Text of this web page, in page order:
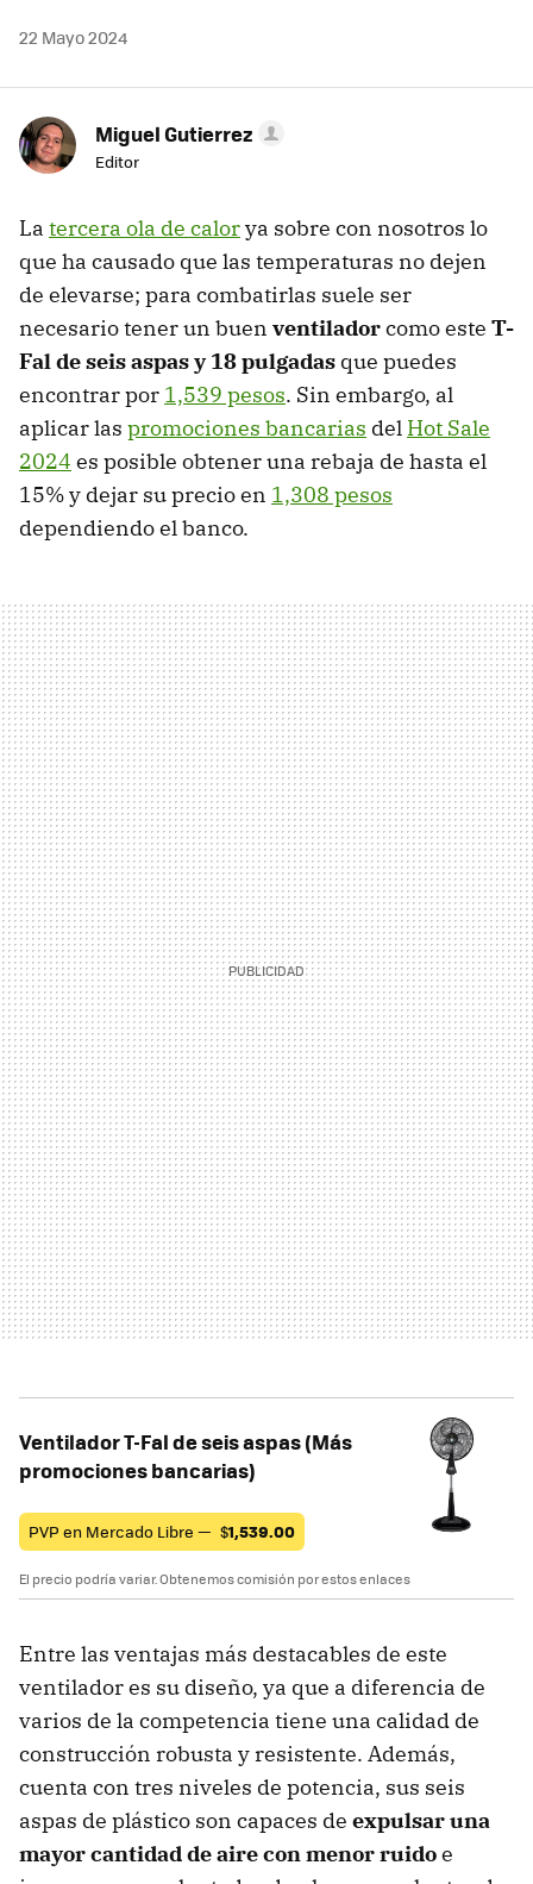
22 Mayo 2024
Miguel Gutierrez
Editor
La tercera ola de calorya sobre con nosotros lo
que ha causado que las temperaturas no dejen
de elevarse; para combatirlas suele ser
necesario tener un buen ventiladorcomo este T-
Fal de seis aspas y 18 pulgadas que puedes
encontrar por 1,539 pesos. Sin embargo, al
aplicar las promociones bancarias del Hot Sale
2024 es posible obtener una rebaja de hasta el
15% y dejar su precio en 1,308 pesos
dependiendo el banco.
Ventilador T-Fal de seis aspas (Más
promociones bancarias)
PVP en Mercado Libre — $1,539.00
El precio podría variar. Obtenemos comisión por estos enlaces
Entre las ventajas más destacables de este
ventilador es su diseño, ya que a diferencia de
varios de la competencia tiene una calidad de
construcción robusta y resistente. Además,
cuenta con tres niveles de potencia, sus seis
aspas de plástico son capaces de expulsar una
mayor cantidad de aire con menor ruidoe